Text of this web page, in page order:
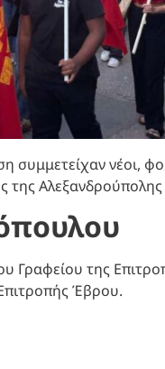
νέοι,
Γραφείου της
Έβρου.